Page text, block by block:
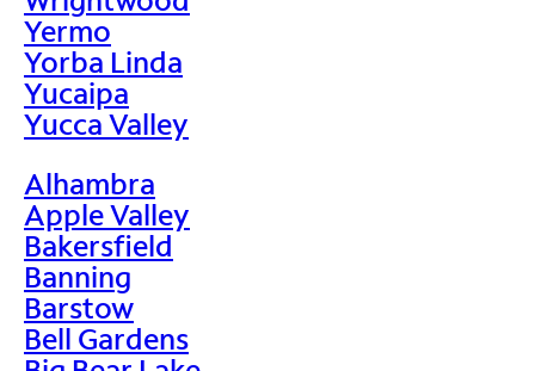
Yermo
Yorba Linda
Yucaipa
Yucca Valley
Alhambra
Apple Valley
Bakersfield
Banning
Barstow
Bell Gardens